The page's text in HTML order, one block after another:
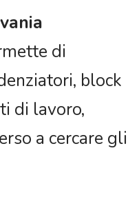
di
block
di lavoro,
a cercare gli